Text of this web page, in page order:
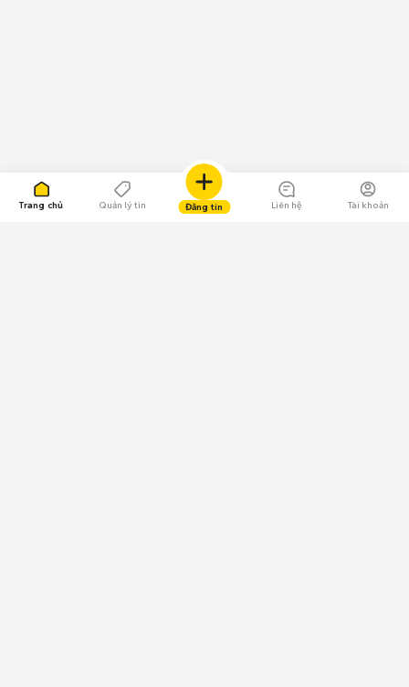
Trang chủ Quản lý tin Đăng tin Liên hệ Tài khoản